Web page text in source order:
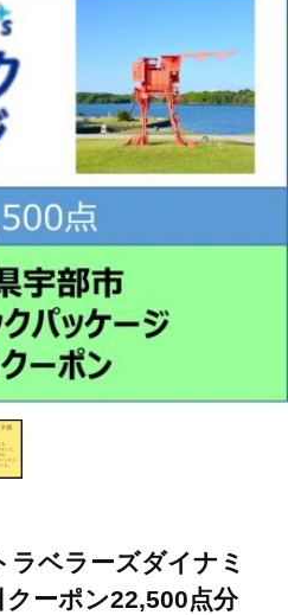
ラベラーズダイナミ
ーポン22,500点分